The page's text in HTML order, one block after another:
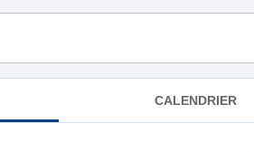
CALENDRIER